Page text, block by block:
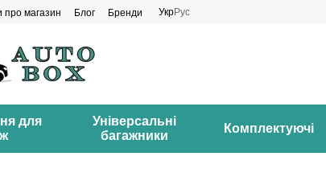
про магазин Блог Бренди УкрРус
для
Універсальні
багажники
Комплектуючі